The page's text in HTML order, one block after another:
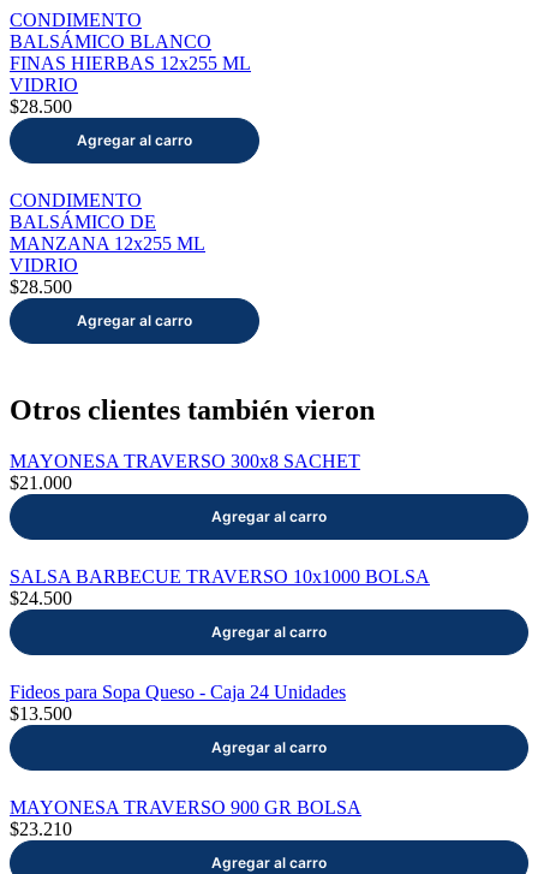
CONDIMENTO
BALSÁMICO BLANCO
FINAS HIERBAS 12x255 ML
VIDRIO
$28.500
CONDIMENTO
BALSÁMICO DE
MANZANA 12x255 ML
VIDRIO
$28.500
Otros clientes también vieron
MAYONESA TRAVERSO 300x8 SACHET
$21.000
SALSA BARBECUE TRAVERSO 10x1000 BOLSA
$24.500
Fideos para Sopa Queso - Caja 24 Unidades
$13.500
MAYONESA TRAVERSO 900 GR BOLSA
$23.210